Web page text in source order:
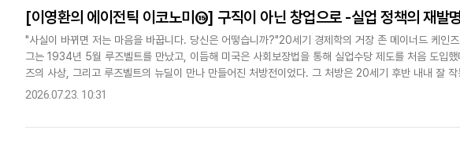
[이영환의 에이전틱 이코노미⑮] 구직이 아닌 창업으로 -실업 정책의 재발명
"사실이 바뀌면 저는 마음을 바꿉니다. 당신은 어떻습니까?"20세기 경제학의 거장 존 메이너드 케인
그는 1934년 5월 루즈벨트를 만났고, 이듬해 미국은 사회보장법을 통해 실업수당 제도를 처음 도입
즈의 사상, 그리고 루즈벨트의 뉴딜이 만나 만들어진 처방전이었다. 그 처방은 20세기 후반 내내 잘
도 다른 공장이 열렸고, 실업자는 다시 노동자로 돌아갔다.그런..
2026.07.23. 10:31